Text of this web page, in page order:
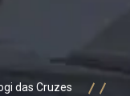
das Cruzes